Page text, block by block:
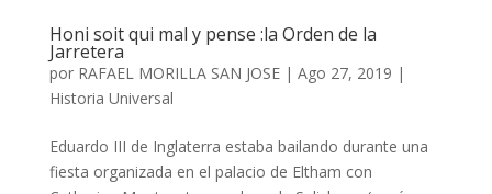
Honi soit qui mal y pense :la Orden de la
Jarretera
por RAFAEL MORILLA SAN JOSE| Ago 27, 2019 |
Historia Universal
Eduardo III de Inglaterra estaba bailando durante una
fiesta organizada en el palacio de Eltham con